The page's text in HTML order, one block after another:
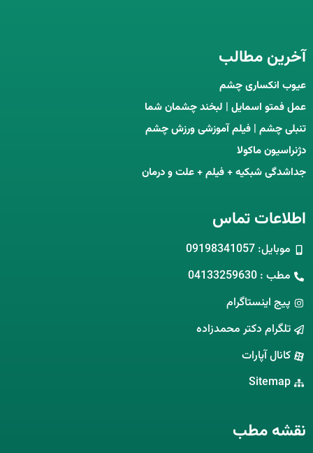
آخرین مطالب
عیوب انکساری چشم
عمل فمتو اسمایل | لبخند چشمان شما
تنبلی چشم | فیلم آموزشی ورزش چشم
دژنراسیون ماکولا
جداشدگی شبکیه + فیلم + علت و درمان
اطلاعات تماس
موبایل: 09198341057
مطب : 04133259630
پیج اینستاگرام
تلگرام دکتر محمدزاده
کانال آپارات
Sitemap
نقشه مطب